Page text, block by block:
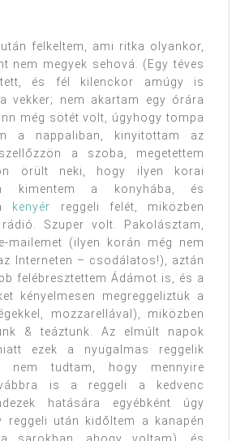
felkeltem, ami ritka olyankor,
nem megyek sehová. (Egy téves
és fél kilenckor amúgy is
vekker; nem akartam egy órára
még sötét volt, úgyhogy tompa
a nappaliban, kinyitottam az
a szoba, megetettem
örült neki, hogy ilyen korai
kimentem a konyhába, és
kenyér reggeli felét, miközben
Szuper volt. Pakolásztam,
mailemet (ilyen korán még nem
Interneten – csodálatos!), aztán
felébresztettem Ádámot is, és a
kényelmesen megreggeliztük a
mozzarellával), miközben
& teáztunk. Az elmúlt napok
ezek a nyugalmas reggelik
nem tudtam, hogy mennyire
is a reggeli a kedvenc
hatására egyébként úgy
reggeli után kidőltem a kanapén